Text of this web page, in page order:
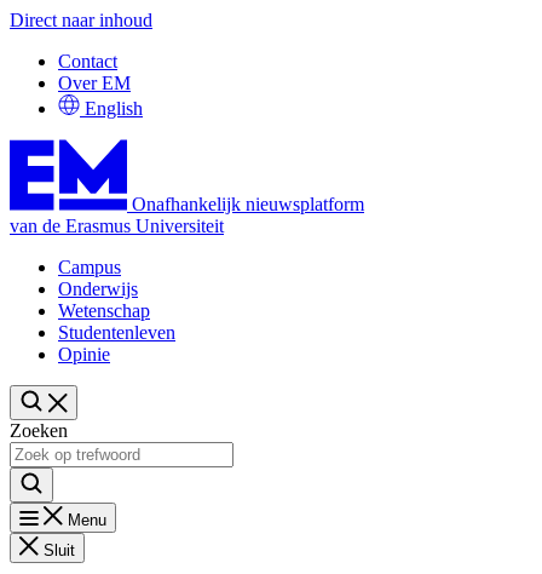
Direct naar inhoud
Contact
Over EM
English
Onafhankelijk nieuwsplatform
van de Erasmus Universiteit
Campus
Onderwijs
Wetenschap
Studentenleven
Opinie
Zoeken
Menu
Sluit